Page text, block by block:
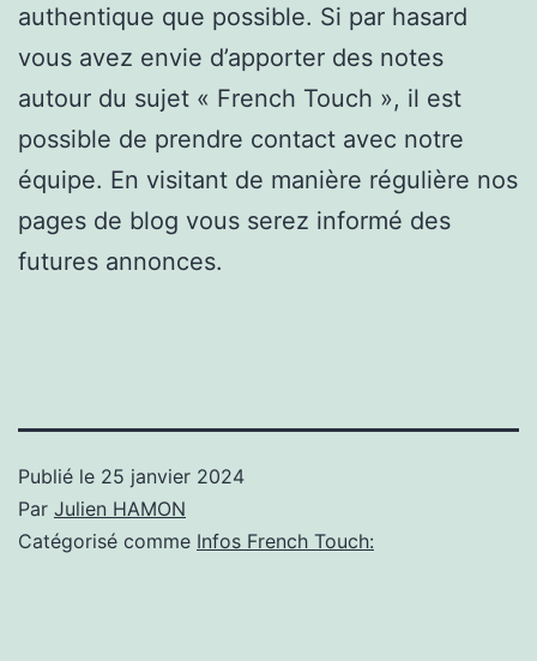
authentique que possible. Si par hasard
vous avez envie d’apporter des notes
autour du sujet « French Touch », il est
possible de prendre contact avec notre
équipe. En visitant de manière régulière nos
pages de blog vous serez informé des
futures annonces.
Publié le 25 janvier 2024
Par Julien HAMON
Catégorisé comme Infos French Touch: